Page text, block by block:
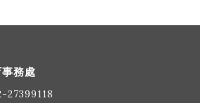
務處
27399118